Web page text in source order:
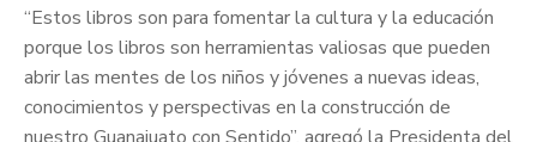
“Estos libros son para fomentar la cultura y la educación
porque los libros son herramientas valiosas que pueden
abrir las mentes de los niños y jóvenes a nuevas ideas,
conocimientos y perspectivas en la construcción de